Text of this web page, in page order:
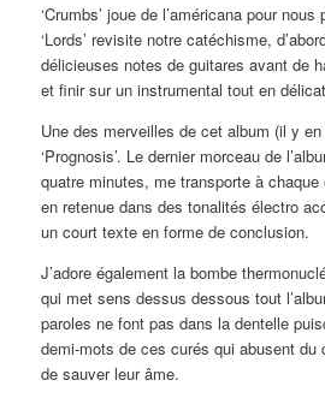
‘Crumbs’ joue de l’américana pour
‘Lords’ revisite notre catéchisme,
délicieuses notes de guitares avant de
et finir sur un instrumental tout en
Une des merveilles de cet album (il y en
‘Prognosis’. Le dernier morceau de
quatre minutes, me transporte à
en retenue dans des tonalités électro
un court texte en forme de conclusion.
J’adore également la bombe
qui met sens dessus dessous tout
paroles ne font pas dans la dentelle
demi-mots de ces curés qui abusent du
de sauver leur âme.